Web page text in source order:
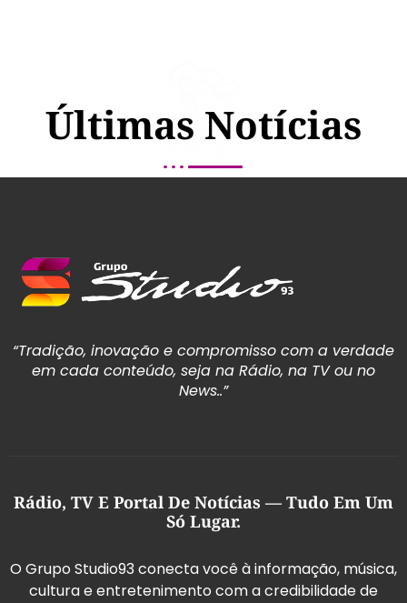
Últimas Notícias
“Tradição, inovação e compromisso com a verdade
em cada conteúdo, seja na Rádio, na TV ou no
News..”
Rádio, TV E Portal De Notícias — Tudo Em Um
Só Lugar.
O Grupo Studio93 conecta você à informação, música,
cultura e entretenimento com a credibilidade de